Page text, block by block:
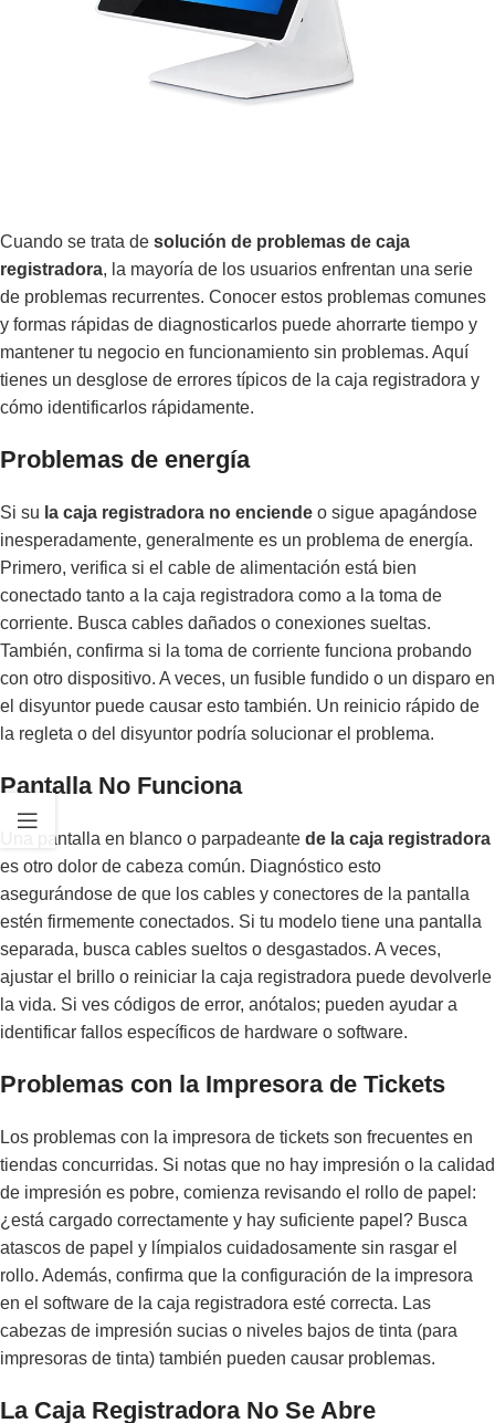
Cuando se trata de solución de problemas de caja
registradora, la mayoría de los usuarios enfrentan una serie
de problemas recurrentes. Conocer estos problemas comunes
y formas rápidas de diagnosticarlos puede ahorrarte tiempo y
mantener tu negocio en funcionamiento sin problemas. Aquí
tienes un desglose de errores típicos de la caja registradora y
cómo identificarlos rápidamente.
Problemas de energía
Si su la caja registradora no enciende o sigue apagándose
inesperadamente, generalmente es un problema de energía.
Primero, verifica si el cable de alimentación está bien
conectado tanto a la caja registradora como a la toma de
corriente. Busca cables dañados o conexiones sueltas.
También, confirma si la toma de corriente funciona probando
con otro dispositivo. A veces, un fusible fundido o un disparo en
el disyuntor puede causar esto también. Un reinicio rápido de
la regleta o del disyuntor podría solucionar el problema.
Pantalla No Funciona
Una pantalla en blanco o parpadeante de la caja registradora
es otro dolor de cabeza común. Diagnóstico esto
asegurándose de que los cables y conectores de la pantalla
estén firmemente conectados. Si tu modelo tiene una pantalla
separada, busca cables sueltos o desgastados. A veces,
ajustar el brillo o reiniciar la caja registradora puede devolverle
la vida. Si ves códigos de error, anótalos; pueden ayudar a
identificar fallos específicos de hardware o software.
Problemas con la Impresora de Tickets
Los problemas con la impresora de tickets son frecuentes en
tiendas concurridas. Si notas que no hay impresión o la calidad
de impresión es pobre, comienza revisando el rollo de papel:
¿está cargado correctamente y hay suficiente papel? Busca
atascos de papel y límpialos cuidadosamente sin rasgar el
rollo. Además, confirma que la configuración de la impresora
en el software de la caja registradora esté correcta. Las
cabezas de impresión sucias o niveles bajos de tinta (para
impresoras de tinta) también pueden causar problemas.
La Caja Registradora No Se Abre